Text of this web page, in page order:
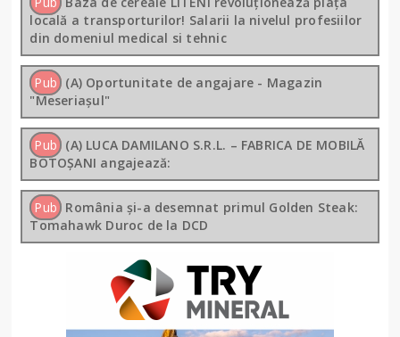
locală a transporturilor! Salarii la nivelul profesiilor
din domeniul medical si tehnic
Pub (A) Oportunitate de angajare - Magazin
"Meseriașul"
Pub (A) LUCA DAMILANO S.R.L. – FABRICA DE MOBILĂ
BOTOȘANI angajează:
Pub România și-a desemnat primul Golden Steak:
Tomahawk Duroc de la DCD